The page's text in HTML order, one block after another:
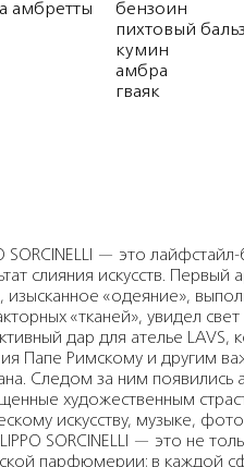
амбретты
бензоин
пихтовый
кумин
амбра
гваяк
SORCINELLI — это
слияния искусств. Первый
изысканное «одеяние»,
«тканей», увидел
дар для ателье LAVS,
Папе Римскому и другим
Следом за ним появились
художественным
искусству, музыке,
SORCINELLI — это не
парфюмерии; в каждой